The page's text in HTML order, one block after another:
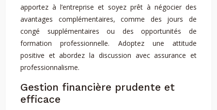
apportez à l’entreprise et soyez prêt à négocier des
avantages complémentaires, comme des jours de
congé supplémentaires ou des opportunités de
formation professionnelle. Adoptez une attitude
positive et abordez la discussion avec assurance et
professionnalisme.
Gestion financière prudente et
efficace